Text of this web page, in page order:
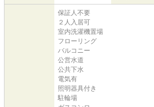
保証人不要
２人入居可
室内洗濯機置場
フローリング
バルコニー
公営水道
公共下水
電気有
照明器具付き
駐輪場